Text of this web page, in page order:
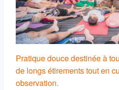
Pratique douce destinée à
de longs étirements tout en
observation.